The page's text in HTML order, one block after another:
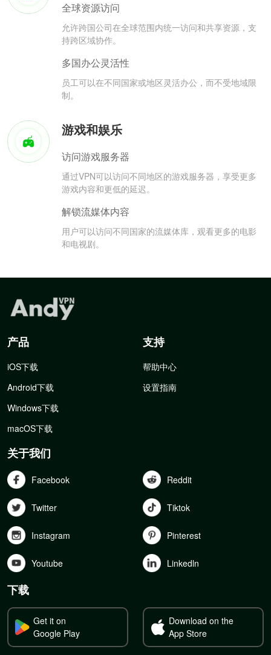
全球资源访问
允许跨国公司在全球范围内统一访问和共享资源，支
持跨区域协作。
多国办公灵活性
员工可以在不同国家或地区灵活办公，而不受地域限
制。
游戏和娱乐
访问游戏服务器
通过VPN可以访问不同地区的游戏服务器，享受更多
游戏内容和更低的延迟。
解锁流媒体内容
用户可以访问不同国家的流媒体库，观看更多的电影
和电视剧。
产品
iOS下载
Android下载
Windows下载
macOS下载
支持
帮助中心
设置指南
关于我们
Facebook Reddit
Twitter Tiktok
Instagram Pinterest
Youtube Linkedln
下载
Get it on
Google Play
Download on the
App Store